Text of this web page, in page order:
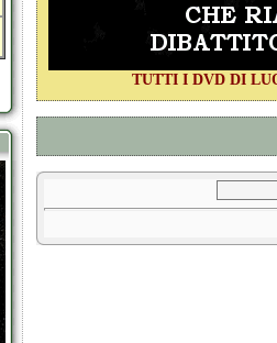
TUTTI I DVD DI